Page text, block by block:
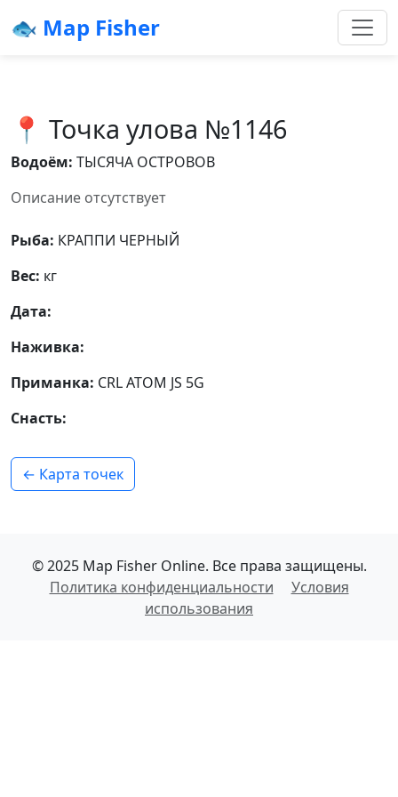
🐟 Map Fisher
📍 Точка улова №1146
Водоём: ТЫСЯЧА ОСТРОВОВ
Описание отсутствует
Рыба: КРАППИ ЧЕРНЫЙ
Вес: кг
Дата:
Наживка:
Приманка: CRL ATOM JS 5G
Снасть:
← Карта точек
© 2025 Map Fisher Online. Все права защищены.
Политика конфиденциальности
Условия
использования